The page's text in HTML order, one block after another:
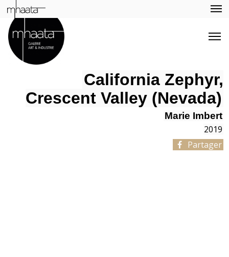
California Zephyr,
Crescent Valley (Nevada)
Marie Imbert
2019
Partager